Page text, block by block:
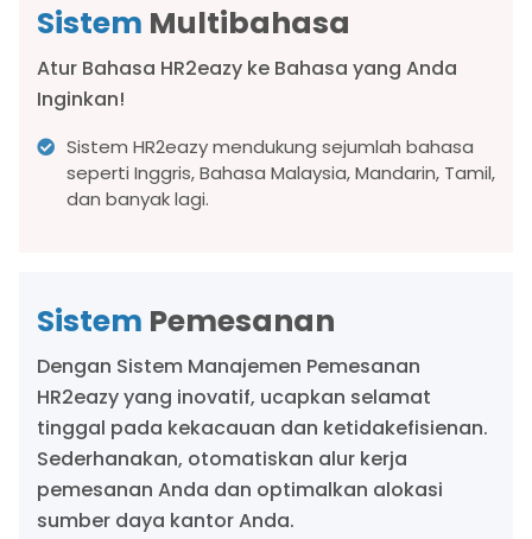
Sistem Multibahasa
Atur Bahasa HR2eazy ke Bahasa yang Anda
Inginkan!
Sistem HR2eazy mendukung sejumlah bahasa
seperti Inggris, Bahasa Malaysia, Mandarin, Tamil,
dan banyak lagi.
Sistem Pemesanan
Dengan Sistem Manajemen Pemesanan
HR2eazy yang inovatif, ucapkan selamat
tinggal pada kekacauan dan ketidakefisienan.
Sederhanakan, otomatiskan alur kerja
pemesanan Anda dan optimalkan alokasi
sumber daya kantor Anda.